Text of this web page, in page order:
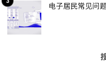
电子居民常见问